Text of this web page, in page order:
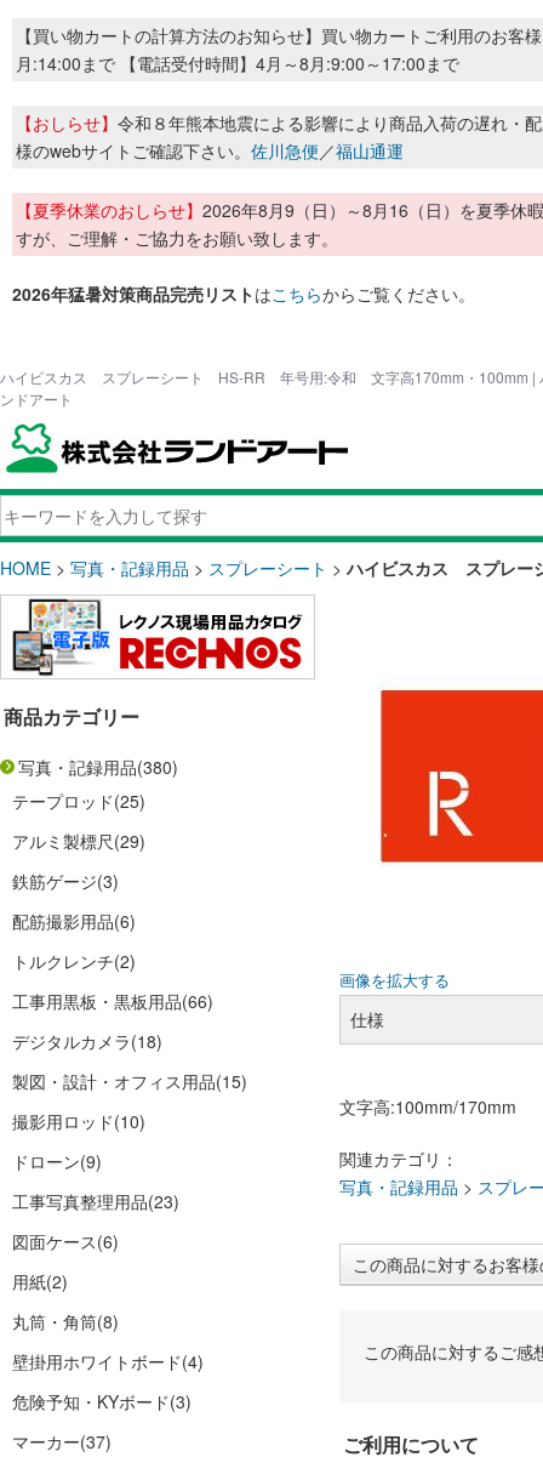
【買い物カートの計算方法のお知らせ】買い物カートご利用のお客
月:14:00まで 【電話受付時間】4月～8月:9:00～17:00まで
【おしらせ】 令和８年熊本地震による影響により商品入荷の遅れ・
様のwebサイトご確認下さい。 佐川急便／福山通運
【夏季休業のおしらせ】 2026年8月9（日）～8月16（日）を夏季休
すが、ご理解・ご協力をお願い致します。
2026年猛暑対策商品完売リストはこちらからご覧ください。
ハイビスカス スプレーシート HS-RR 年号用:令和 文字高170mm・100mm |
ンドアート
HOME > 写真・記録用品 > スプレーシート >ハイビスカス スプレ
商品カテゴリー
写真・記録用品(380)
テープロッド(25)
アルミ製標尺(29)
鉄筋ゲージ(3)
配筋撮影用品(6)
トルクレンチ(2)
工事用黒板・黒板用品(66)
デジタルカメラ(18)
製図・設計・オフィス用品(15)
撮影用ロッド(10)
ドローン(9)
工事写真整理用品(23)
図面ケース(6)
用紙(2)
丸筒・角筒(8)
壁掛用ホワイトボード(4)
危険予知・KYボード(3)
マーカー(37)
画像を拡大する
仕様
文字高:100mm/170mm
関連カテゴリ：
写真・記録用品 > スプレ
この商品に対するお客
この商品に対するご感
ご利用について